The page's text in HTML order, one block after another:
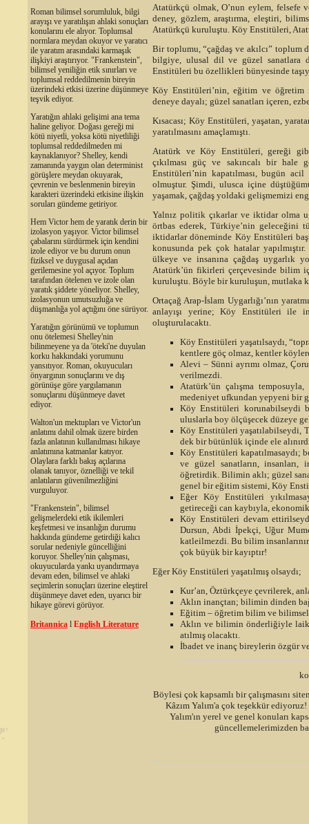
Roman bilimsel sorumluluk, bilgi
arayışı ve yaratılışın ahlaki sonuçları
konularını ele alıyor. Toplumsal
normlara meydan okuyor ve yaratıcı
ile yaratım arasındaki karmaşık
ilişkiyi araştırıyor. "Frankenstein",
bilimsel yeniliğin etik sınırları ve
toplumsal reddedilmenin bireyin
üzerindeki etkisi üzerine düşünmeye
teşvik ediyor.
Yaratığın ahlaki gelişimi ana tema
haline geliyor. Doğası gereği mi
kötü niyetli, yoksa kötü niyetliliği
toplumsal reddedilmeden mi
kaynaklanıyor? Shelley, kendi
zamanında yaygın olan determinist
görüşlere meydan okuyarak,
çevrenin ve beslenmenin bireyin
karakteri üzerindeki etkisine ilişkin
soruları gündeme getiriyor.
Hem Victor hem de yaratık derin bir
izolasyon yaşıyor. Victor bilimsel
çabalarını sürdürmek için kendini
izole ediyor ve bu durum onun
fiziksel ve duygusal açıdan
gerilemesine yol açıyor. Toplum
tarafından ötelenen ve izole olan
yaratık şiddete yöneliyor. Shelley,
izolasyonun umutsuzluğa ve
düşmanlığa yol açtığını öne sürüyor.
Yaratığın görünümü ve toplumun
onu ötelemesi Shelley'nin
bilinmeyene ya da 'öteki'ne duyulan
korku hakkındaki yorumunu
yansıtıyor. Roman, okuyucuları
önyargının sonuçlarını ve dış
görünüşe göre yargılamanın
sonuçlarını düşünmeye davet
ediyor.
Walton'un mektupları ve Victor'un
anlatımı dahil olmak üzere birden
fazla anlatının kullanılması hikaye
anlatımına katmanlar katıyor.
Olaylara farklı bakış açılarına
olanak tanıyor, öznelliği ve tekil
anlatıların güvenilmezliğini
vurguluyor.
"Frankenstein", bilimsel
gelişmelerdeki etik ikilemleri
keşfetmesi ve insanlığın durumu
hakkında gündeme getirdiği kalıcı
sorular nedeniyle güncelliğini
koruyor. Shelley'nin çalışması,
okuyucularda yankı uyandırmaya
devam eden, bilimsel ve ahlaki
seçimlerin sonuçları üzerine eleştirel
düşünmeye davet eden, uyarıcı bir
hikaye görevi görüyor.
Britannica l English Literature
Atatürkçü olmak, O’nun eylem, felsefe
deney, gözlem, araştırma, eleştiri,
Atatürkçü kuruluştu. Köy Enstitüleri,
Bir toplumu, “çağdaş ve akılcı”
bilgiye, ulusal dil ve güzel sanatlara
Enstitüleri bu özellikleri bünyesinde
Köy Enstitüleri’nin, eğitim ve öğretim
deneye dayalı; güzel sanatları içeren,
Kısacası; Köy Enstitüleri, yaşatan,
yaratılmasını amaçlamıştı.
Atatürk ve Köy Enstitüleri, gereği
çıkılması güç ve sakıncalı bir hale
Enstitüleri’nin kapatılması, bugün
olmuştur. Şimdi, ulusca içine
yaşamak, çağdaş yoldaki gelişmemizi
Yalnız politik çıkarlar ve iktidar olma
örtbas ederek, Türkiye’nin geleceğini
iktidarlar döneminde Köy Enstitüleri
konusunda pek çok hatalar
ülkeye ve insanına çağdaş uygarlık
Atatürk’ün fikirleri çerçevesinde bilim
kuruluştu. Böyle bir kuruluşun, mutlaka
Ortaçağ Arap-İslam Uygarlığı’nın
anlayışı yerine; Köy Enstitüleri ile
oluşturulacaktı.
Köy Enstitüleri yaşatılsaydı,
kentlere göç olmaz, kentler
Alevi – Sünni ayrımı olmaz,
verilmezdi.
Atatürk’ün çalışma
medeniyet ufkundan yepyeni bir
Köy Enstitüleri korunabilseydi
uluslarla boy ölçüşecek düzeye
Köy Enstitüleri yaşatılabilseydi,
dek bir bütünlük içinde ele
Köy Enstitüleri
ve güzel sanatların,
öğretirdik. Bilimin aklı; güzel
genel bir eğitim sistemi, Köy
Eğer Köy Enstitüleri
getireceği can kaybıyla,
Köy Enstitüleri devam
Dursun, Abdi İpekçi, Uğur
katleilmezdi. Bu bilim
çok büyük bir kayıptır!
Eğer Köy Enstitüleri yaşatılmış olsaydı;
Kur’an, Öztürkçeye çevrilerek,
Aklın inançtan; bilimin dinden
Eğitim – öğretim bilim ve bilimsel
Aklın ve bilimin önderliğiyle
atılmış olacaktı.
İbadet ve inanç bireylerin özgür
Böylesi çok kapsamlı bir çalışmasını
Kâzım Yalım'a çok teşekkür
Yalım'ın yerel ve genel konuları
güncellemelerimizden